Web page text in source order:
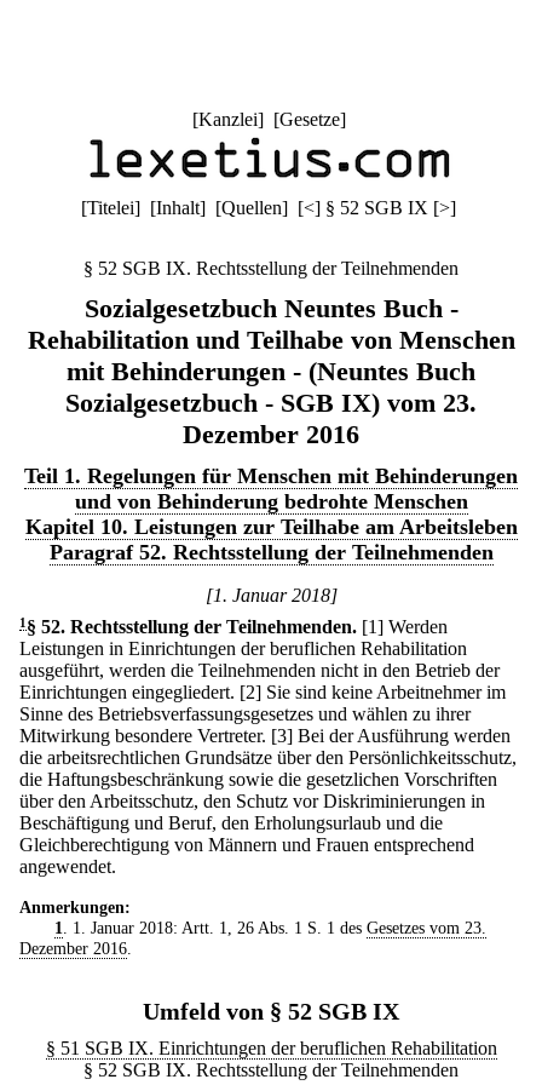
[Kanzlei] [Gesetze]
[Titelei] [Inhalt] [Quellen] [<] § 52 SGB IX [>]
§ 52 SGB IX. Rechtsstellung der Teilnehmenden
Sozialgesetzbuch Neuntes Buch -
Rehabilitation und Teilhabe von Menschen
mit Behinderungen - (Neuntes Buch
Sozialgesetzbuch - SGB IX) vom 23.
Dezember 2016
Teil 1. Regelungen für Menschen mit Behinderungen
und von Behinderung bedrohte Menschen
Kapitel 10. Leistungen zur Teilhabe am Arbeitsleben
Paragraf 52. Rechtsstellung der Teilnehmenden
[1. Januar 2018]
1 § 52. Rechtsstellung der Teilnehmenden. [1] Werden
Leistungen in Einrichtungen der beruflichen Rehabilitation
ausgeführt, werden die Teilnehmenden nicht in den Betrieb der
Einrichtungen eingegliedert. [2] Sie sind keine Arbeitnehmer im
Sinne des Betriebsverfassungsgesetzes und wählen zu ihrer
Mitwirkung besondere Vertreter. [3] Bei der Ausführung werden
die arbeitsrechtlichen Grundsätze über den Persönlichkeitsschutz,
die Haftungsbeschränkung sowie die gesetzlichen Vorschriften
über den Arbeitsschutz, den Schutz vor Diskriminierungen in
Beschäftigung und Beruf, den Erholungsurlaub und die
Gleichberechtigung von Männern und Frauen entsprechend
angewendet.
Anmerkungen:
1
. 1. Januar 2018: Artt. 1, 26 Abs. 1 S. 1 des Gesetzes vom 23.
Dezember 2016
Umfeld von § 52 SGB IX
§ 51 SGB IX. Einrichtungen der beruflichen Rehabilitation
§ 52 SGB IX. Rechtsstellung der Teilnehmenden